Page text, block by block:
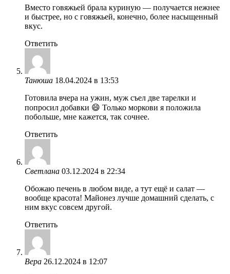
Вместо говяжьей брала куриную — получается нежнее
и быстрее, но с говяжьей, конечно, более насыщенный
вкус.
Ответить
Танюша 18.04.2024 в 13:53
Готовила вчера на ужин, муж съел две тарелки и
попросил добавки 😄 Только моркови я положила
побольше, мне кажется, так сочнее.
Ответить
Светлана 03.12.2024 в 22:34
Обожаю печень в любом виде, а тут ещё и салат —
вообще красота! Майонез лучше домашний сделать, с
ним вкус совсем другой.
Ответить
Вера 26.12.2024 в 12:07